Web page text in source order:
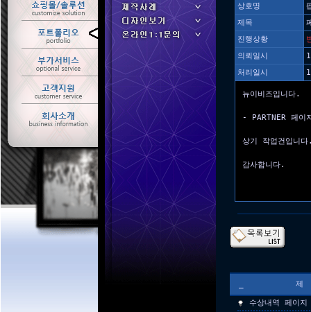
상호명
제목
진행상황
의뢰일시
처리일시
뉴이비즈입니다.
- PARTNER 페
상기 작업건입니
감사합니다.
수상내역 페이
ㆍ 수주현황
ㆍ 제작사례